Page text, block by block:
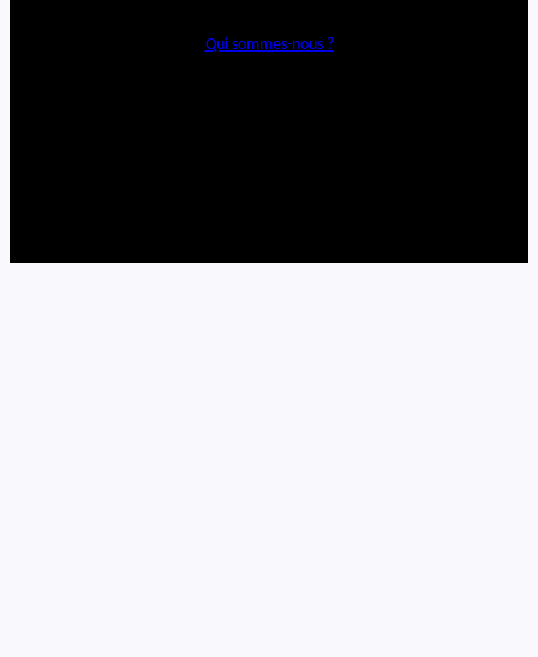
Qui sommes-nous ?